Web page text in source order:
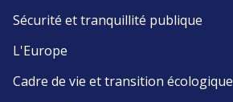
Sécurité et tranquillité publique
L'Europe
Cadre de vie et transition écologique